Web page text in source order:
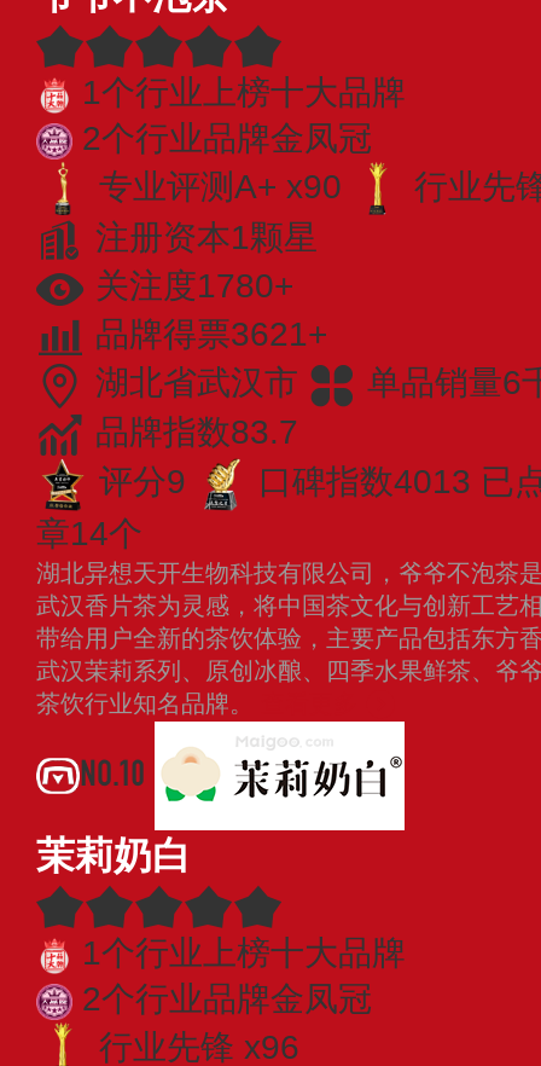
1个行业上榜十大品牌
2个行业品牌金凤冠
专业评测A+ x90
行业先
注册资本1颗星
关注度1780+
品牌得票3621+
湖北省武汉市
单品销量6
品牌指数83.7
评分9
口碑指数4013 已
章14个
湖北异想天开生物科技有限公司，爷爷不泡茶
武汉香片茶为灵感，将中国茶文化与创新工艺
带给用户全新的茶饮体验，主要产品包括东方
武汉茉莉系列、原创冰酿、四季水果鲜茶、爷
茶饮行业知名品牌。
NO.10
茉莉奶白
1个行业上榜十大品牌
2个行业品牌金凤冠
行业先锋 x96